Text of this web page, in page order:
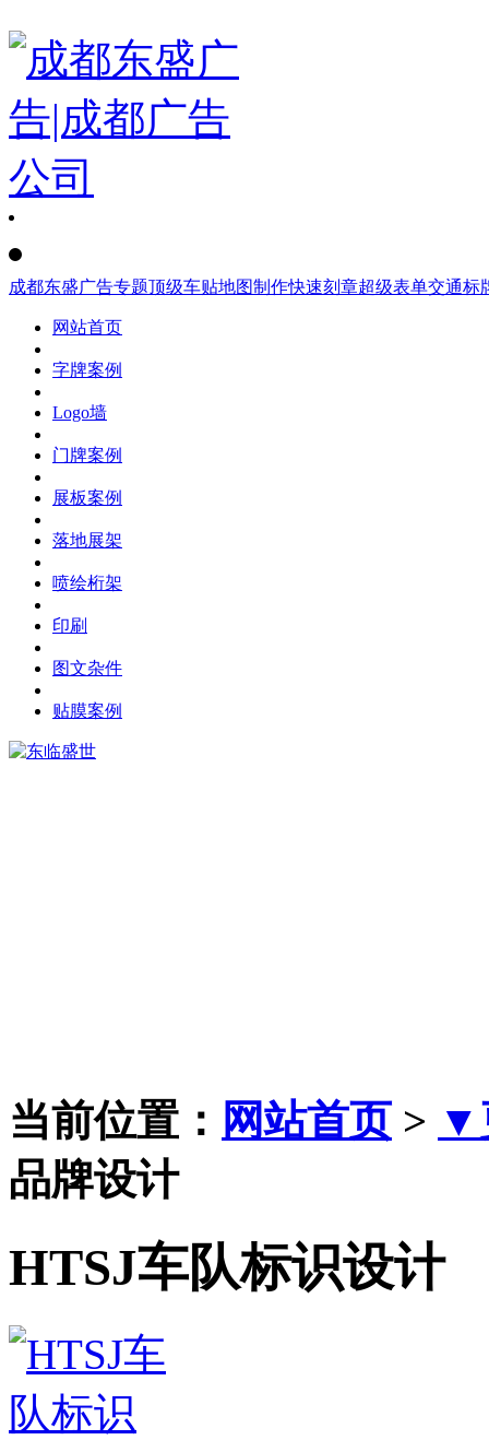
成都东盛广告专题顶级车贴地图制作快速刻章超级表单交通标
网站首页
字牌案例
Logo墙
门牌案例
展板案例
落地展架
喷绘桁架
印刷
图文杂件
贴膜案例
当前位置： 网站首页 > ▼
品牌设计
HTSJ车队标识设计